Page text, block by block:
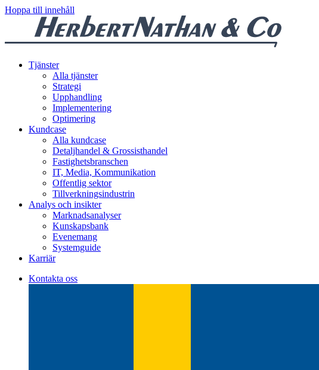
Hoppa till innehåll
Tjänster
Alla tjänster
Strategi
Upphandling
Implementering
Optimering
Kundcase
Alla kundcase
Detaljhandel & Grossisthandel
Fastighetsbranschen
IT, Media, Kommunikation
Offentlig sektor
Tillverkningsindustrin
Analys och insikter
Marknadsanalyser
Kunskapsbank
Evenemang
Systemguide
Karriär
Kontakta oss